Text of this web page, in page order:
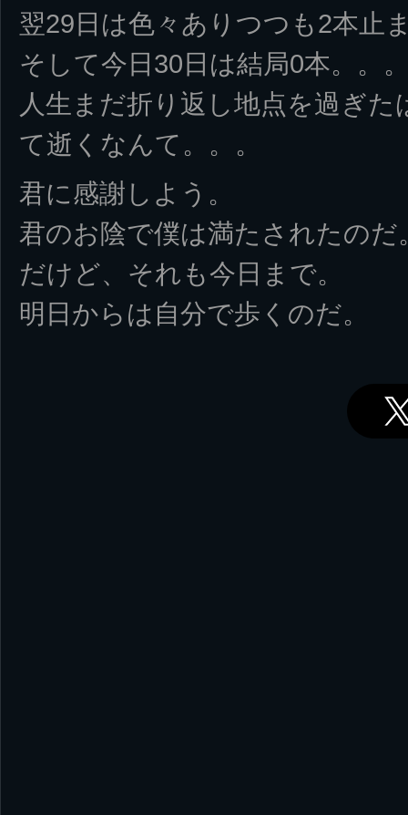
翌29日は色々ありつつも2本止
そして今日30日は結局0本。。
人生まだ折り返し地点を過ぎ
て逝くなんて。。。
君に感謝しよう。
君のお陰で僕は満たされたのだ
だけど、それも今日まで。
明日からは自分で歩くのだ。